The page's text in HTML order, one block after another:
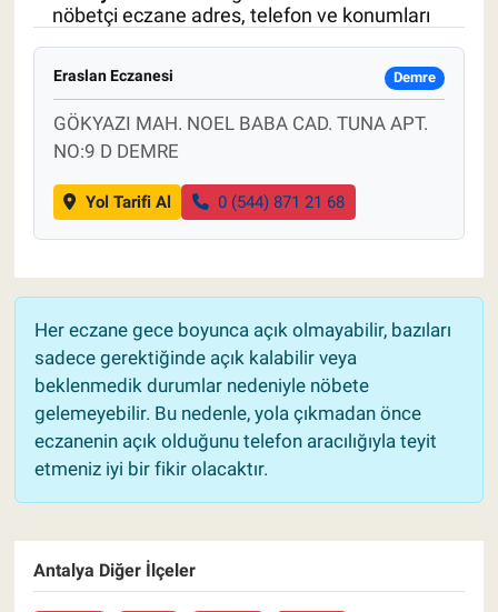
nöbetçi eczane adres, telefon ve konumları
Eraslan Eczanesi Demre
GÖKYAZI MAH. NOEL BABA CAD. TUNA APT.
NO:9 D DEMRE
Yol Tarifi Al 0 (544) 871 21 68
Her eczane gece boyunca açık olmayabilir, bazıları
sadece gerektiğinde açık kalabilir veya
beklenmedik durumlar nedeniyle nöbete
gelemeyebilir. Bu nedenle, yola çıkmadan önce
eczanenin açık olduğunu telefon aracılığıyla teyit
etmeniz iyi bir fikir olacaktır.
Antalya Diğer İlçeler
Et fiyatları
Tarım Bilgisi
Yetiştirici Soruyor
Üretici Birlikleri
Şeker ve Şekerli Mamüller
Tahıllar ve Baklagiller